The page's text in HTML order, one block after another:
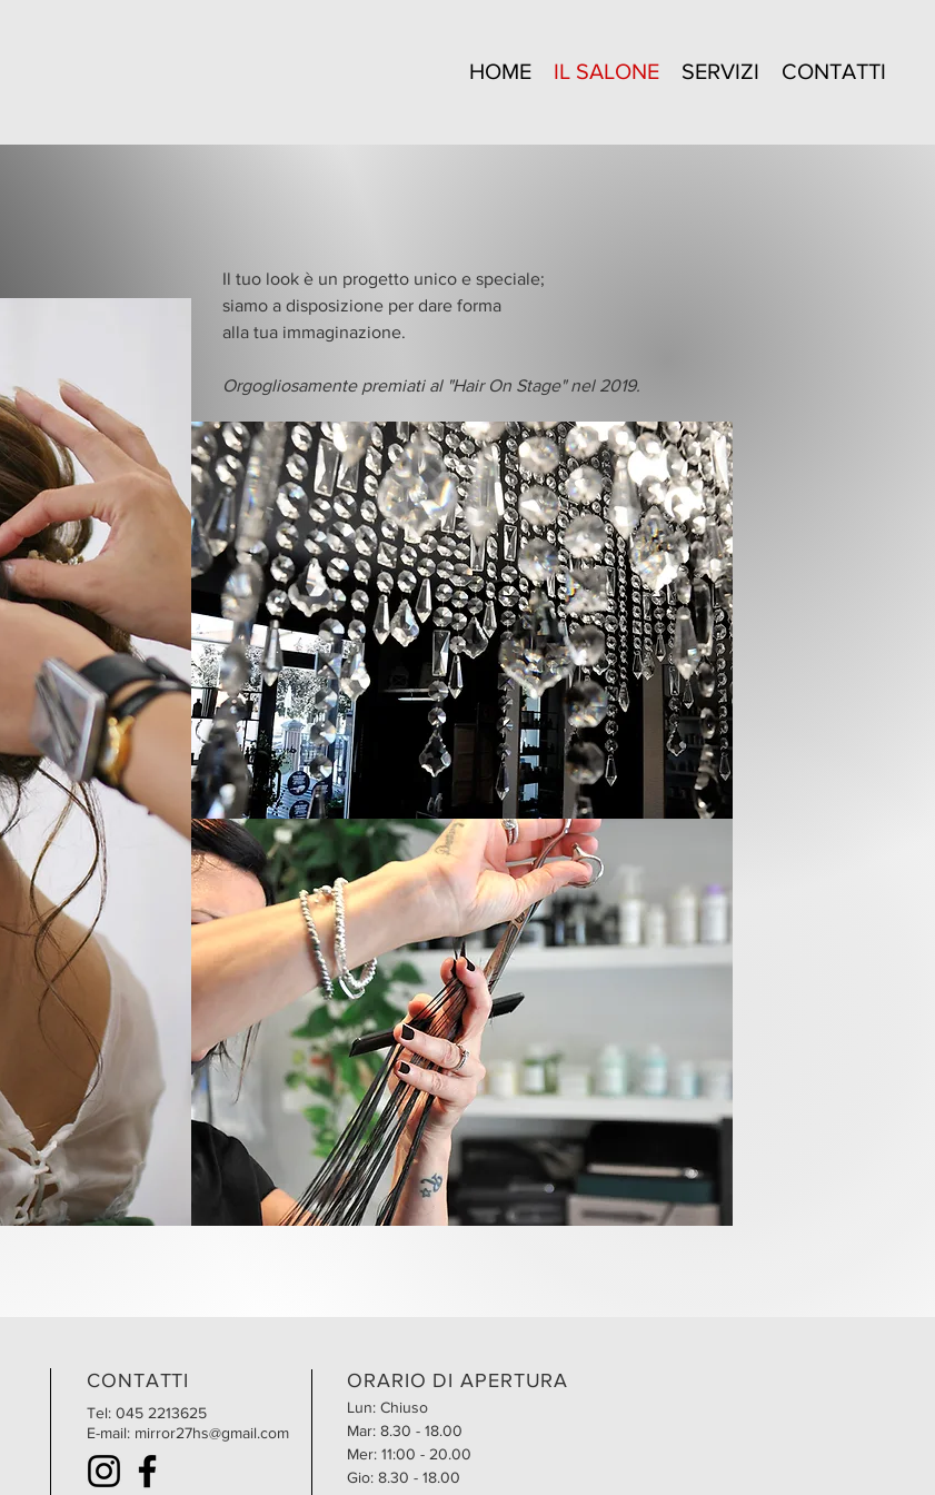
HOME IL SALONE SERVIZI CONTATTI
Il tuo look è un progetto unico e speciale;
siamo a disposizione per dare forma
alla tua immaginazione.
Orgogliosamente premiati al "Hair On Stage" nel 2019.
CONTATTI
Tel: 045 2213625
E-mail: mirror27hs@gmail.com
ORARIO DI APERTURA
Lun: Chiuso
Mar: 8.30 - 18.00
Mer: 11:00 - 20.00
Gio: 8.30 - 18.00